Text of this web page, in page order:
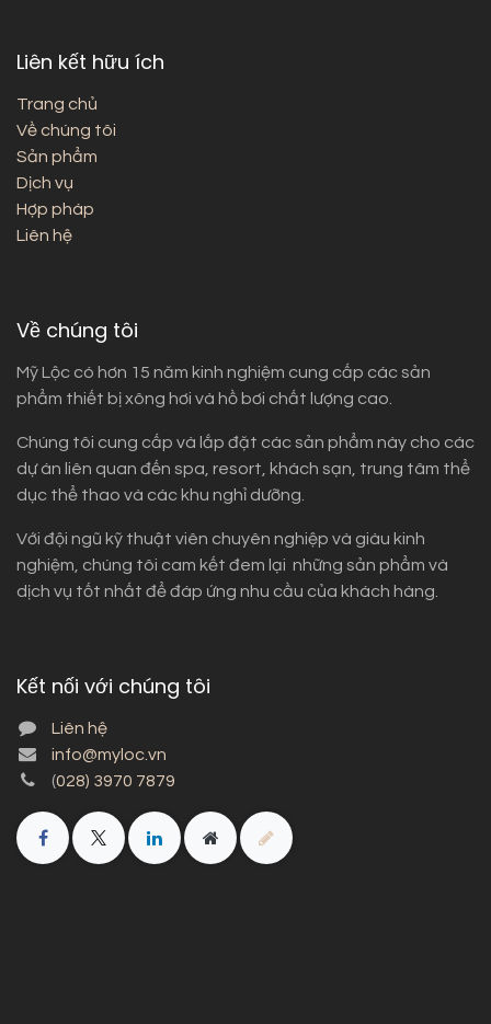
Liên kết hữu ích
Trang chủ
Về chúng tôi
Sản phẩm
Dịch vụ
Hợp pháp
Liên hệ
Về chúng tôi
Mỹ Lộc có hơn 15 năm kinh nghiệm cung cấp các sản
phẩm thiết bị xông hơi và hồ bơi chất lượng cao.
Chúng tôi cung cấp và lắp đặt các sản phẩm này cho các
dự án liên quan đến spa, resort, khách sạn, trung tâm thể
dục thể thao và các khu nghỉ dưỡng.
Với đội ngũ kỹ thuật viên chuyên nghiệp và giàu kinh
nghiệm, chúng tôi cam kết đem lại những sản phẩm và
dịch vụ tốt nhất để đáp ứng nhu cầu của khách hàng.
Kết nối với chúng tôi
Liên hệ
info@myloc.vn
(028) 3970 7879